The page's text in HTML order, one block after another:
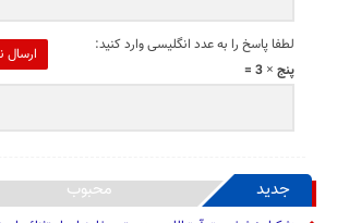
ارسال
لطفا پاسخ را به عدد انگلیسی وارد کنید:
پنج × 3 =
جدید محبوب